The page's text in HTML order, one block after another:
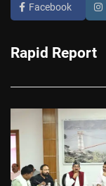
Facebook
Rapid Report